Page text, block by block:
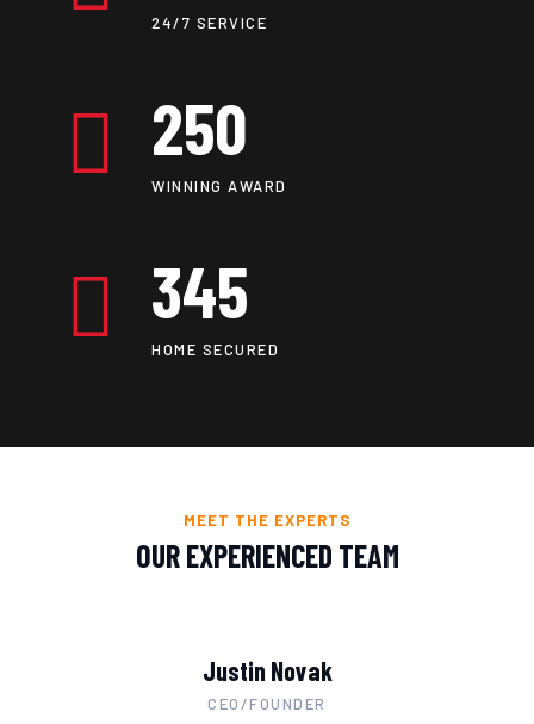
24/7 SERVICE
250
WINNING AWARD
345
HOME SECURED
MEET THE EXPERTS
OUR EXPERIENCED TEAM
Justin Novak
CEO/FOUNDER